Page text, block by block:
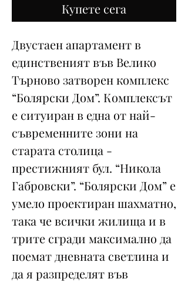
Купете сега
Двустаен апартамент в
единственият във Велико
Търново затворен комплекс
“Болярски Дом”. Комплексът
е ситуиран в една от най-
съвременните зони на
старата столица -
престижният бул. “Никола
Габровски”. “Болярски Дом” е
умело проектиран шахматно,
така че всички жилища и в
трите сгради максимално да
поемат дневната светлина и
да я разпределят във